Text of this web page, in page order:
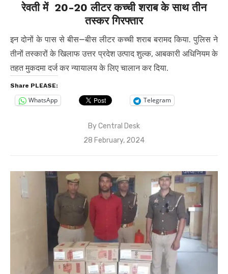
रेवती में 20-20 लीटर कच्ची शराब के साथ तीन
तस्कर गिरफ्तार
इन दोनों के पास से बीस—बीस लीटर कच्ची शराब बरामद किया. पुलिस ने
तीनों तस्कारों के खिलाफ उत्तर प्रदेश उत्पाद शुल्क, आबकारी अधिनियम के
तहत मुकदमा दर्ज कर न्यायालय के लिए चालान कर दिया.
Share PLEASE:
WhatsApp Telegram
ByCentral Desk
Posted
28 February, 2024